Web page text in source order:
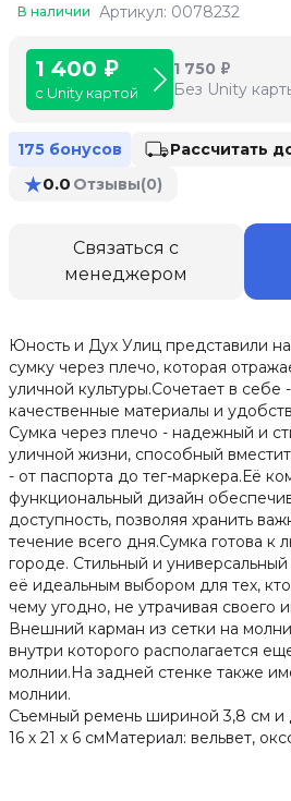
В наличии Артикул: 0078232
1 400 ₽
с Unity картой
1 750 ₽
Без Unity
175 бонусов Рассчитать
★0.0 Отзывы(0)
Связаться с
менеджером
Юность и Дух Улиц представили
сумку через плечо, которая
уличной культуры.Сочетает в себе
качественные материалы и
Сумка через плечо - надежный и
уличной жизни, способный
- от паспорта до тег-маркера.Её
функциональный дизайн
доступность, позволяя хранить
течение всего дня.Сумка готова
городе. Стильный и
её идеальным выбором для тех,
чему угодно, не утрачивая своего
Внешний карман из сетки на
внутри которого располагается
молнии.На задней стенке также
молнии.
Съемный ремень шириной 3,8 см и
16 х 21 х 6 смМатериал: вельвет,